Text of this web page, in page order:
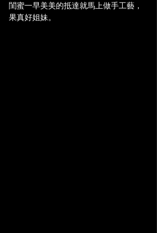
閨蜜一早美美的抵達就馬上做手工藝，
果真好姐妹。